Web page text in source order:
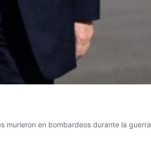
murieron en bombardeos durante la guerra